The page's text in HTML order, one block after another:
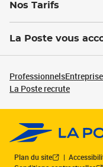
Nos Tarifs
La Poste vous
Professionnels
La Poste recrute
Plan du site